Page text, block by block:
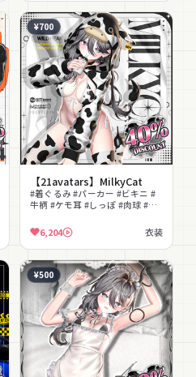
¥700
【21avatars】MilkyCat
#着ぐるみ #パーカー #ビキニ #
牛柄 #ケモ耳 #しっぽ #肉球 #フ
6,204 衣装
¥500